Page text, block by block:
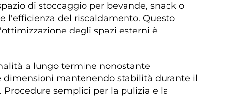
di stoccaggio per bevande, snack o
l'efficienza del riscaldamento. Questo
degli spazi esterni è
a lungo termine nonostante
dimensioni mantenendo stabilità durante il
semplici per la pulizia e la